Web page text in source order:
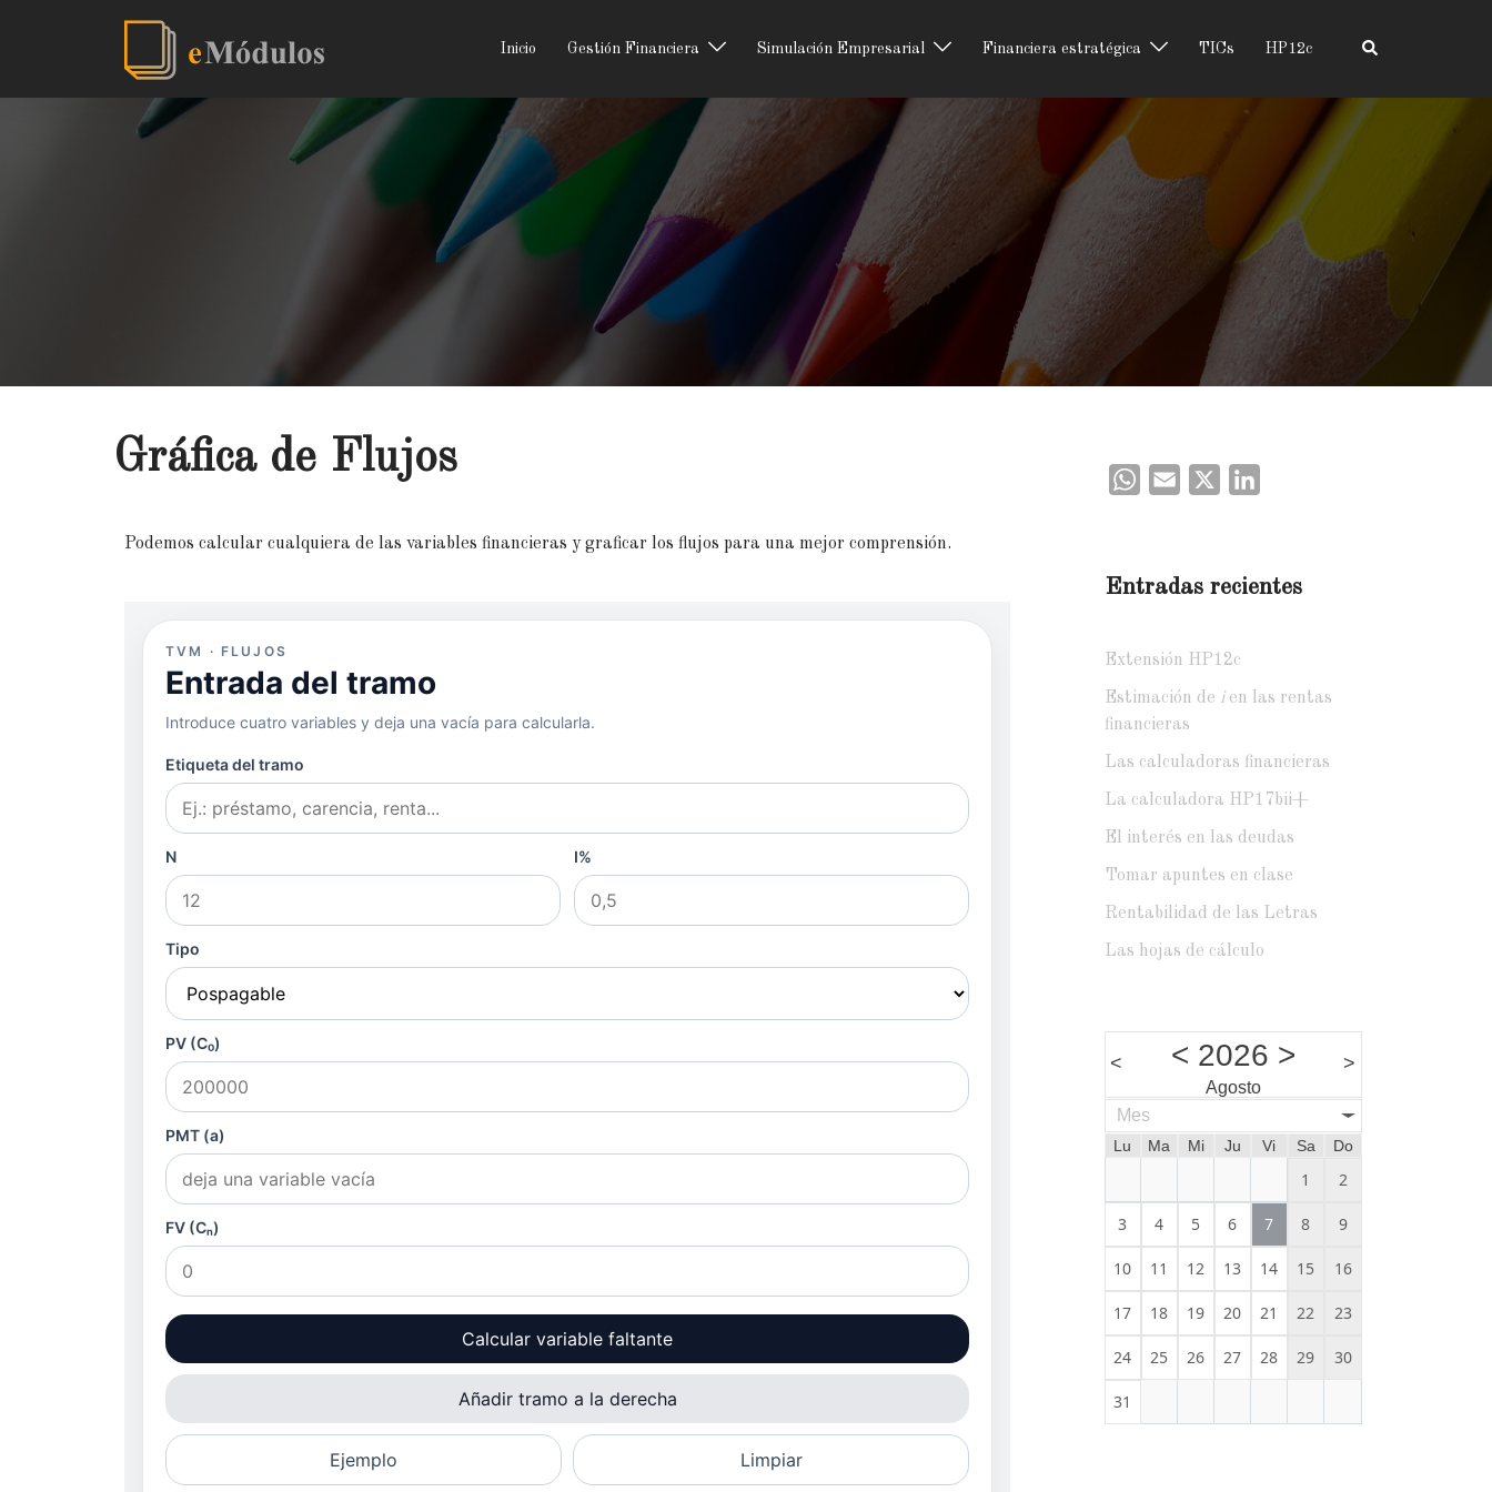
Inicio Gestión Financiera Simulación Empresarial Financiera estratégica TICs HP12c
Gráfica de Flujos
Podemos calcular cualquiera de las variables financieras y graficar los flujos para una mejor comprensión.
WhatsApp
Email
Entradas recientes
Extensión HP12c
Estimación de ien las rentas
financieras
Las calculadoras financieras
La calculadora HP17bii+
El interés en las deudas
Tomar apuntes en clase
Rentabilidad de las Letras
Las hojas de cálculo
< < 2026 >
Agosto
>
Mes
Lu Ma Mi Ju Vi Sa Do
1 2
3 4 5 6 7 8 9
10 11 12 13 14 15 16
17 18 19 20 21 22 23
24 25 26 27 28 29 30
31